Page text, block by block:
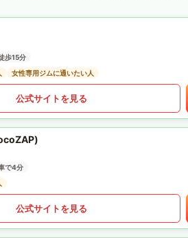
歩15分
女性専用ジムに通いたい人
公式サイトを見る
で4分
公式サイトを見る